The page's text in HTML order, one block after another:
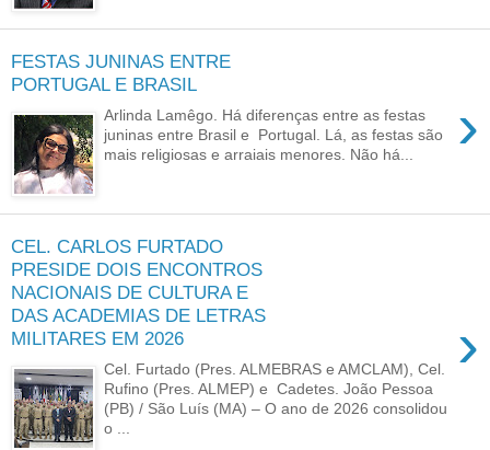
FESTAS JUNINAS ENTRE
PORTUGAL E BRASIL
›
Arlinda Lamêgo. Há diferenças entre as festas
juninas entre Brasil e Portugal. Lá, as festas são
mais religiosas e arraiais menores. Não há...
CEL. CARLOS FURTADO
PRESIDE DOIS ENCONTROS
NACIONAIS DE CULTURA E
DAS ACADEMIAS DE LETRAS
MILITARES EM 2026
›
Cel. Furtado (Pres. ALMEBRAS e AMCLAM), Cel.
Rufino (Pres. ALMEP) e Cadetes. João Pessoa
(PB) / São Luís (MA) – O ano de 2026 consolidou
o ...